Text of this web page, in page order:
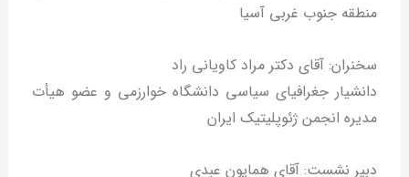
منطقه جنوب غربی آسیا
سخنران: آقای دکتر مراد کاویانی راد
دانشیار جغرافیای سیاسی دانشگاه خوارزمی و عضو هیأت
مدیره انجمن ژئوپلیتیک ایران
دبیر نشست: آقای همایون عبدی